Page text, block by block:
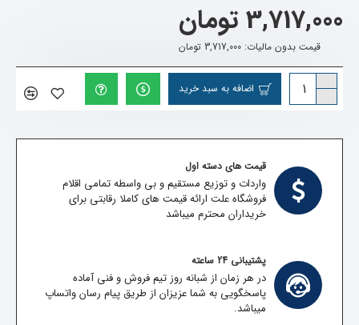
3,717,000 تومان
قیمت بدون مالیات: 3,717,000 تومان
اضافه به سبد خرید
قیمت های دسته اول
واردات و توزیع مستقیم و بی واسطه تمامی اقلام
فروشگاه علت ارائه قیمت های کاملا رقابتی برای
خریداران محترم میباشد
پشتیبانی 24 ساعته
در هر زمان از شبانه روز تیم فروش و فنی آماده
پاسخگویی به شما عزیزان از طریق پیام رسان واتساپ
میباشد.